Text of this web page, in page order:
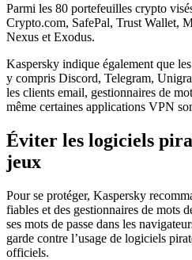
Parmi les 80 portefeuilles crypto
Crypto.com, SafePal, Trust Wallet,
Nexus et Exodus.
Kaspersky indique également que
y compris Discord, Telegram,
les clients email, gestionnaires de
même certaines applications VPN
Éviter les logiciels
jeux
Pour se protéger, Kaspersky
fiables et des gestionnaires de mots
ses mots de passe dans les
garde contre l’usage de logiciels
officiels.